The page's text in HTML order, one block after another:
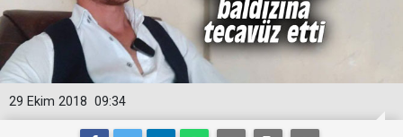
09:34
29 Ekim 2018